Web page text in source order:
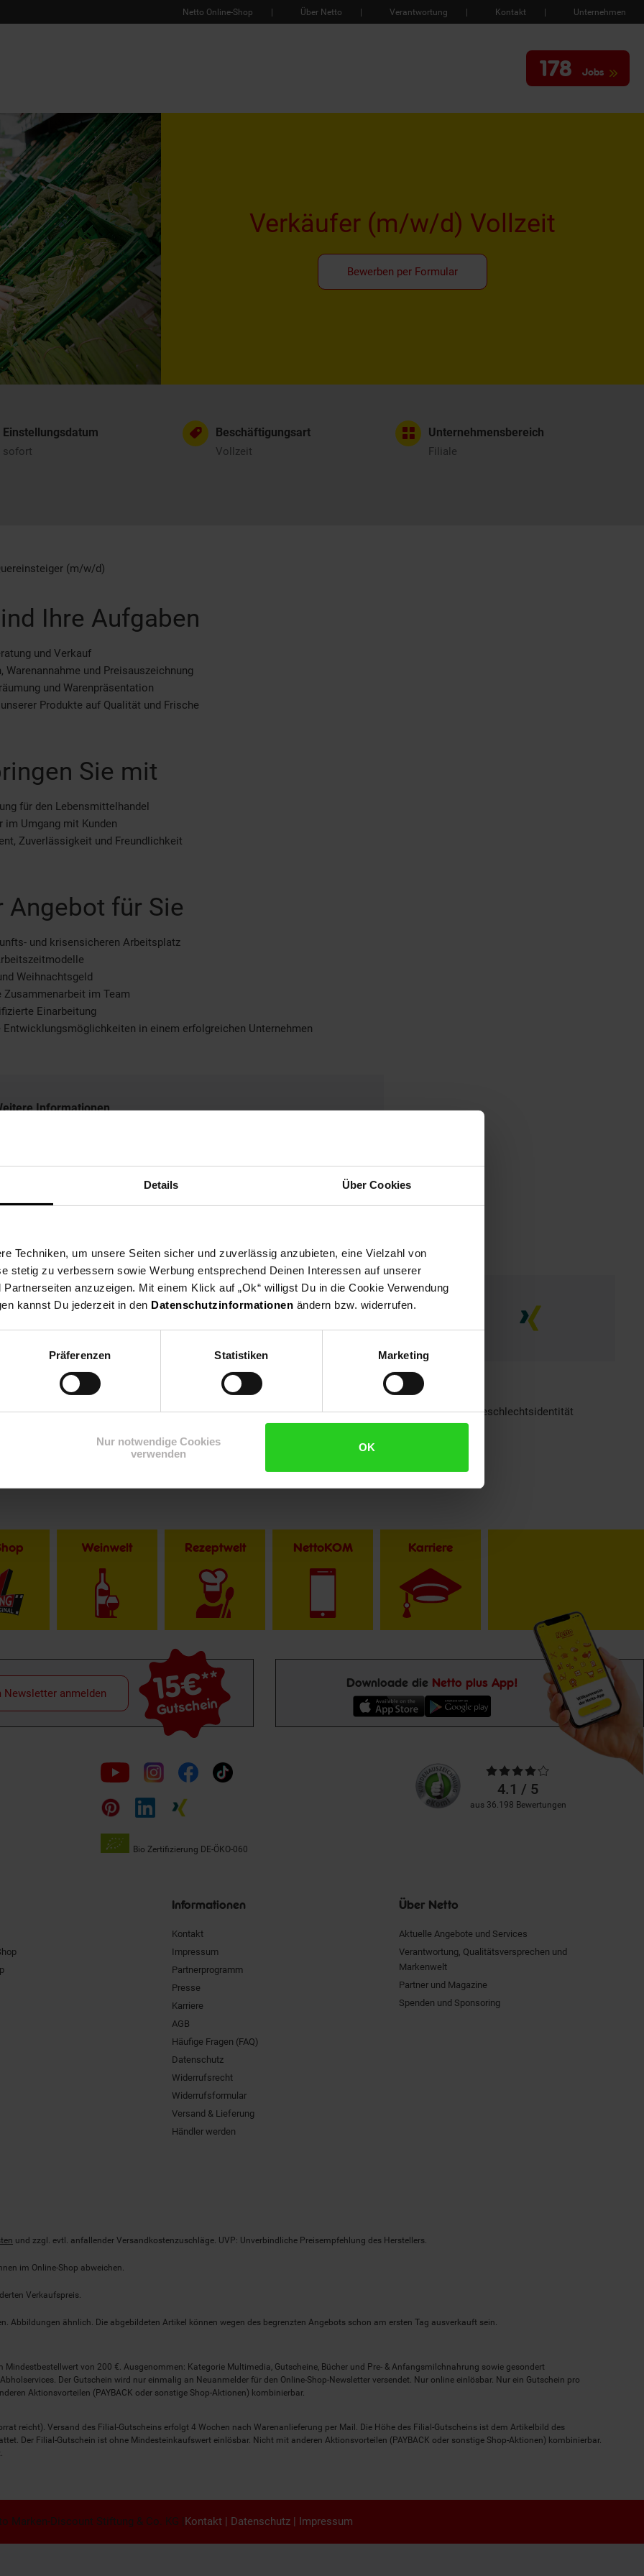
Details Über Cookies
Techniken, um unsere Seiten sicher und zuverlässig anzubieten, eine Vielzahl von
stetig zu verbessern sowie Werbung entsprechend Deinen Interessen auf unserer
anzuzeigen. Mit einem Klick auf „Ok“ willigst Du in die Cookie Verwendung
kannst Du jederzeit in den Datenschutzinformationen ändern bzw. widerrufen.
Präferenzen Statistiken Marketing
Nur notwendige Cookies
verwenden
OK
Netto Online-Shop Über Netto Verantwortung Kontakt Unternehmen
178 Jobs
Verkäufer (m/w/d) Vollzeit
Bewerben per Formular
Einstellungsdatum
sofort
Beschäftigungsart
Vollzeit
Unternehmensbereich
Filiale
(m/w/d)
Ihre Aufgaben
und Verkauf
Warenannahme und Preisauszeichnung
und Warenpräsentation
Produkte auf Qualität und Frische
Sie mit
für den Lebensmittelhandel
im Umgang mit Kunden
Zuverlässigkeit und Freundlichkeit
Angebot für Sie
und krisensicheren Arbeitsplatz
Weihnachtsgeld
Zusammenarbeit im Team
Einarbeitung
in einem erfolgreichen Unternehmen
Informationen
im Textverlauf die männliche Form der Anrede. Selbstverständlich sind bei Netto Menschen jeder Geschlechtsidentität
Weinwelt Rezeptwelt NettoKOM Karriere
15€**
Gutschein
Newsletter anmelden
Downloade die Netto plus App!
Folge
uns
auf
Bio Zertifizierung DE-ÖKO-060
Unsere
Kundenbewertungen
Durchschnittliche
Bewertungen4.1 / 5
aus 36.198 Bewertungen
Informationen
Kontakt
Impressum
Partnerprogramm
Presse
Karriere
AGB
Häufige Fragen (FAQ)
Datenschutz
Widerrufsrecht
Widerrufsformular
Versand & Lieferung
Händler werden
Über Netto
Aktuelle Angebote und Services
Verantwortung, Qualitätsversprechen und
Markenwelt
Partner und Magazine
Spenden und Sponsoring
und zzgl. evtl. anfallender Versandkostenzuschläge. UVP: Unverbindliche Preisempfehlung des Herstellers.
im Online-Shop abweichen.
Verkaufspreis.
Abbildungen ähnlich. Die abgebildeten Artikel können wegen des begrenzten Angebots schon am ersten Tag ausverkauft sein.
von 200 €. Ausgenommen: Kategorie Multimedia, Gutscheine, Bücher und Pre- & Anfangsmilchnahrung sowie gesondert
Der Gutschein wird nur einmalig an Neuanmelder für den Online-Shop-Newsletter versendet. Nur online einlösbar. Nur ein Gutschein pro
Aktionsvorteilen (PAYBACK oder sonstige Shop-Aktionen) kombinierbar.
reicht). Versand des Filial-Gutscheins erfolgt 4 Wochen nach Warenanlieferung per Mail. Die Höhe des Filial-Gutscheins ist dem Artikelbild des
Der Filial-Gutschein ist ohne Mindesteinkaufswert einlösbar. Nicht mit anderen Aktionsvorteilen (PAYBACK oder sonstige Shop-Aktionen) kombinierbar.
Marken-Discount Stiftung & Co. KG |Kontakt | Datenschutz| Impressum